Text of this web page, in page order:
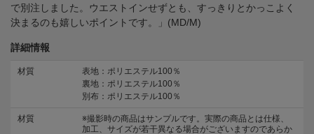
で別注しました。ウエストインせずとも、すっきりとかっこよく
決まるのも嬉しいポイントです。」(MD/M)
詳細情報
材質
表地：ポリエステル100％
裏地：ポリエステル100％
別布：ポリエステル100％
材質
※撮影時の商品はサンプルです。実際の商品とは仕様、
加工、サイズが若干異なる場合がございますのであらか